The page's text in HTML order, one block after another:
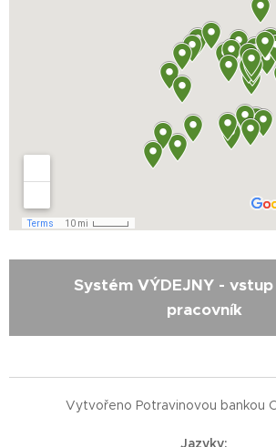
Systém VÝDEJNY -
pracovník
Vytvořeno Potravinovou bankou
Jazyky